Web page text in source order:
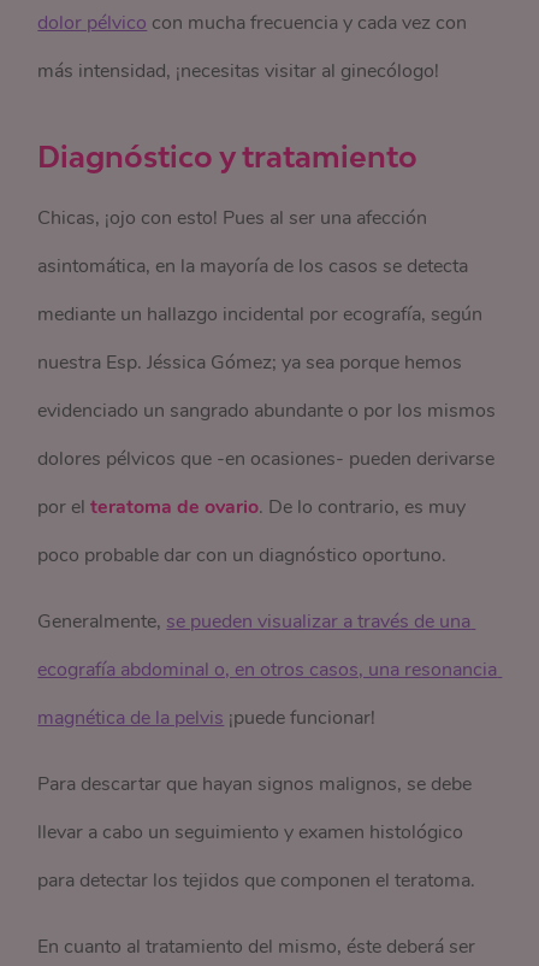
dolor pélvico con mucha frecuencia y cada vez con
más intensidad, ¡necesitas visitar al ginecólogo!
Diagnóstico y tratamiento
Chicas, ¡ojo con esto! Pues al ser una afección
asintomática, en la mayoría de los casos se detecta
mediante un hallazgo incidental por ecografía, según
nuestra Esp. Jéssica Gómez; ya sea porque hemos
evidenciado un sangrado abundante o por los mismos
dolores pélvicos que -en ocasiones- pueden derivarse
por elteratoma de ovario. De lo contrario, es muy
poco probable dar con un diagnóstico oportuno.
Generalmente, se pueden visualizar a través de una
ecografía abdominal o, en otros casos, una resonancia
magnética de la pelvis ¡puede funcionar!
Para descartar que hayan signos malignos, se debe
llevar a cabo un seguimiento y examen histológico
para detectar los tejidos que componen el teratoma.
En cuanto al tratamiento del mismo, éste deberá ser